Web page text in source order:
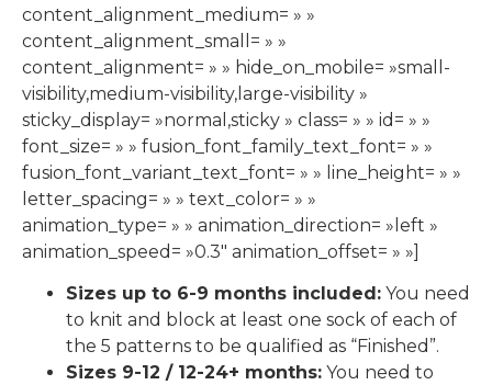
content_alignment_medium= » »
content_alignment_small= » »
content_alignment= » » hide_on_mobile= »small-
visibility,medium-visibility,large-visibility »
sticky_display= »normal,sticky » class= » » id= » »
font_size= » » fusion_font_family_text_font= » »
fusion_font_variant_text_font= » » line_height= » »
letter_spacing= » » text_color= » »
animation_type= » » animation_direction= »left »
animation_speed= »0.3″ animation_offset= » »]
Sizes up to 6-9 months included: You need
to knit and block at least one sock of each of
the 5 patterns to be qualified as “Finished”.
Sizes 9-12 / 12-24+ months: You need to